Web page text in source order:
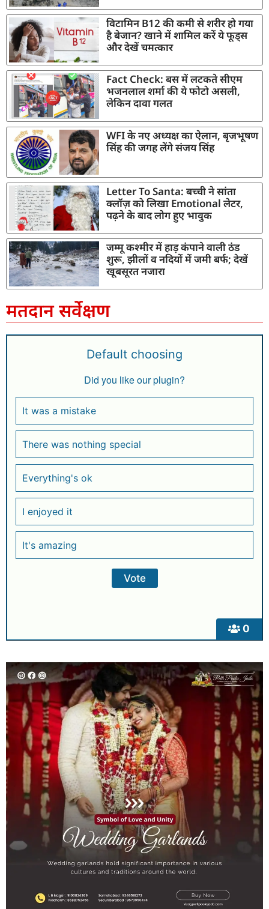
विटामिन B12 की कमी से शरीर हो गया
है बेजान? खाने में शामिल करें ये फूड्स
और देखें चमत्कार
Fact Check: बस में लटकते सीएम
भजनलाल शर्मा की ये फोटो असली,
लेकिन दावा गलत
WFI के नए अध्यक्ष का ऐलान, बृजभूषण
सिंह की जगह लेंगे संजय सिंह
Letter To Santa: बच्ची ने सांता
क्लॉज़ को लिखा Emotional लेटर,
पढ़ने के बाद लोग हुए भावुक
जम्मू कश्मीर में हाड़ कंपाने वाली ठंड
शुरू, झीलों व नदियों में जमी बर्फ; देखें
खूबसूरत नजारा
मतदान सर्वेक्षण
0
Default choosing
Did you like our plugin?
It was a mistake
There was nothing special
Everything's ok
I enjoyed it
It's amazing